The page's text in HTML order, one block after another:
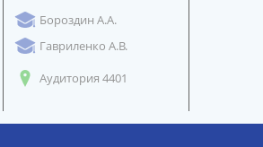
Бороздин А.А.
Гавриленко А.В.
Аудитория 4401